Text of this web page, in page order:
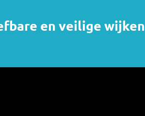
en veilige wijken